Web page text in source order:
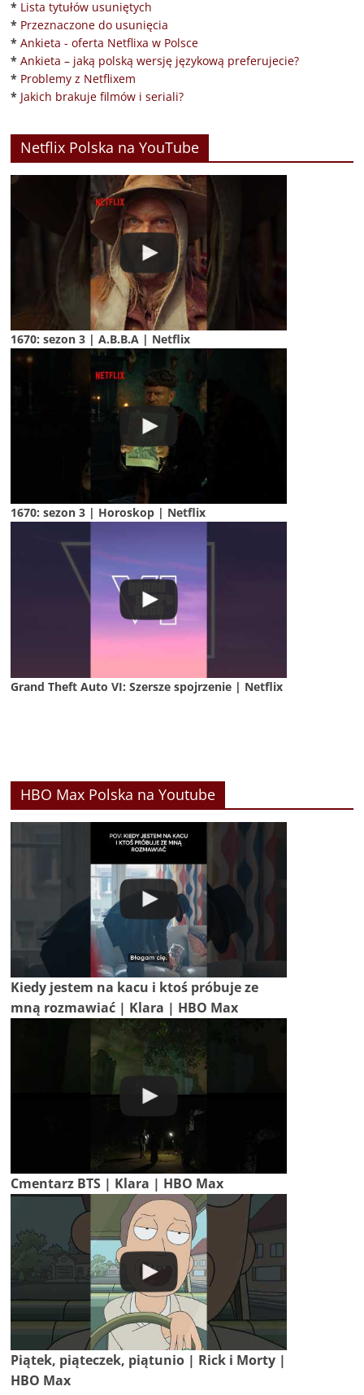
* Lista tytułów usuniętych
* Przeznaczone do usunięcia
* Ankieta - oferta Netflixa w Polsce
* Ankieta – jaką polską wersję językową preferujecie?
* Problemy z Netflixem
* Jakich brakuje filmów i seriali?
Netflix Polska na YouTube
1670: sezon 3 | A.B.B.A | Netflix
1670: sezon 3 | Horoskop | Netflix
Grand Theft Auto VI: Szersze spojrzenie | Netflix
HBO Max Polska na Youtube
Kiedy jestem na kacu i ktoś próbuje ze
mną rozmawiać | Klara | HBO Max
Cmentarz BTS | Klara | HBO Max
Piątek, piąteczek, piątunio | Rick i Morty |
HBO Max